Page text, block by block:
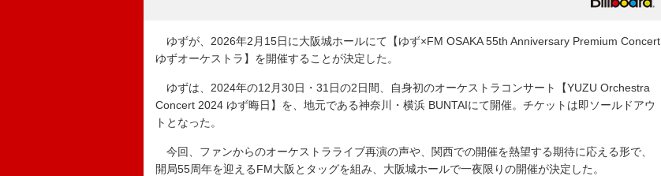
ゆずが、2026年2月15日に大阪城ホールにて【ゆず×FM OSAKA 55th Anniversary Premium Concert
ゆずオーケストラ】を開催することが決定した。
ゆずは、2024年の12月30日・31日の2日間、自身初のオーケストラコンサート【YUZU Orchestra
Concert 2024 ゆず晦日】を、地元である神奈川・横浜 BUNTAIにて開催。チケットは即ソールドアウ
トとなった。
今回、ファンからのオーケストラライブ再演の声や、関西での開催を熱望する期待に応える形で、
開局55周年を迎えるFM大阪とタッグを組み、大阪城ホールで一夜限りの開催が決定した。